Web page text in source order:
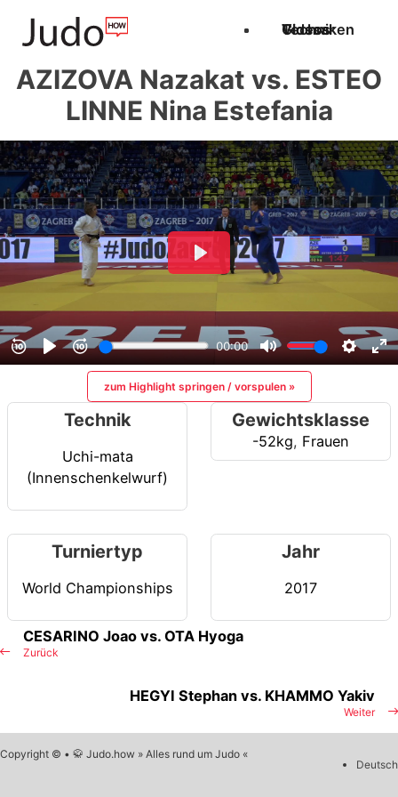
Techniken
Videos
Glossar
AZIZOVA Nazakat vs. ESTEO
LINNE Nina Estefania
zum Highlight springen / vorspulen »
Technik
Uchi-mata
(Innenschenkelwurf)
Gewichtsklasse
-52kg, Frauen
Turniertyp
World Championships
Jahr
2017
Zurück
CESARINO Joao vs. OTA Hyoga
Weiter
HEGYI Stephan vs. KHAMMO Yakiv
Copyright © • 🥋 Judo.how » Alles rund um Judo «
Deutsch